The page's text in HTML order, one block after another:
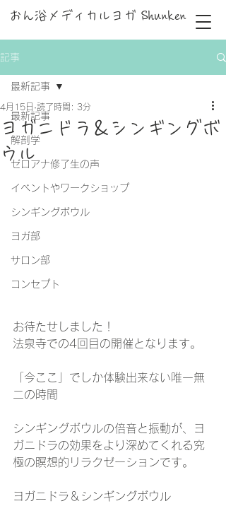
おん浴メディカルヨガ Shunken
記事
最新記事
解剖学
ゼロアナ修了生の声
イベントやワークショップ
シンギングボウル
ヨガ部
サロン部
コンセプト
最新記事
ヨガニドラ＆シンギングボ
ウル
4月15日 読了時間: 3分
お待たせしました！
法泉寺での4回目の開催となります。
「今ここ」でしか体験出来ない唯一無
二の時間
シンギングボウルの倍音と振動が、ヨ
ガニドラの効果をより深めてくれる究
極の瞑想的リラクゼーションです。
ヨガニドラ＆シンギングボウル